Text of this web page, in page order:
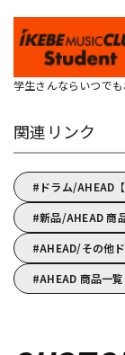
学生さんならいつでも
関連リンク
ドラム/AHEAD
新品/AHEAD 商
AHEAD/その他
AHEAD 商品一覧